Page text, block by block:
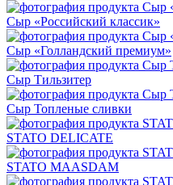
Сыр «Российский классик»
Сыр «Голландский премиум»
Сыр Тильзитер
Сыр Топленые сливки
STATO DELICATE
STATO MAASDAM